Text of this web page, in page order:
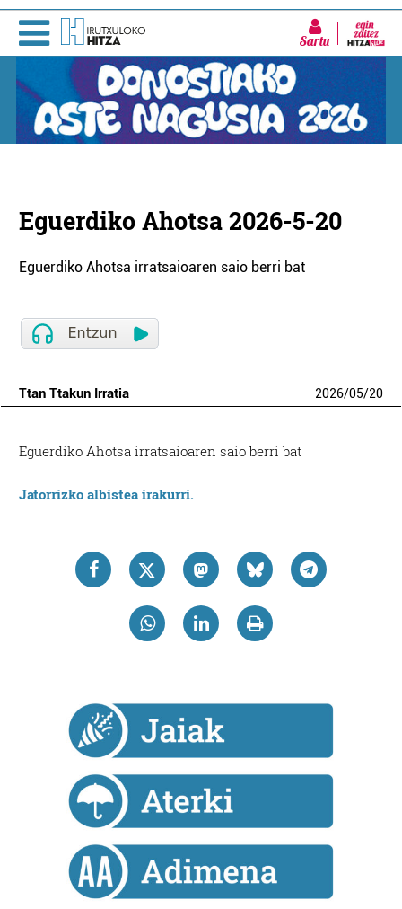
Sartu
Eguerdiko Ahotsa 2026-5-20
Eguerdiko Ahotsa irratsaioaren saio berri bat
Ttan Ttakun Irratia 2026/05/20
Eguerdiko Ahotsa irratsaioaren saio berri bat
Jatorrizko albistea irakurri.